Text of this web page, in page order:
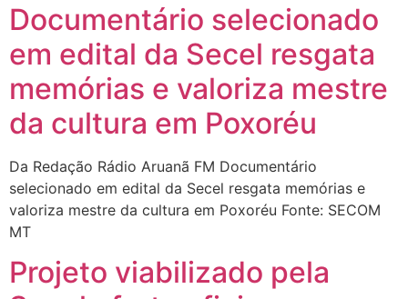
Documentário selecionado
em edital da Secel resgata
memórias e valoriza mestre
da cultura em Poxoréu
Da Redação Rádio Aruanã FM Documentário
selecionado em edital da Secel resgata memórias e
valoriza mestre da cultura em Poxoréu Fonte: SECOM
MT
Projeto viabilizado pela